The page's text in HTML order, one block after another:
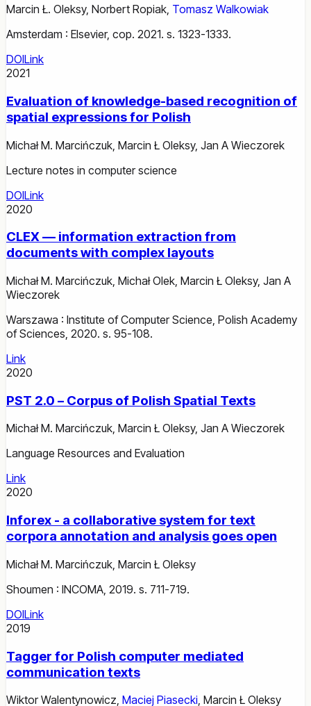
Marcin Ł. Oleksy, Norbert Ropiak, Tomasz Walkowiak
Amsterdam : Elsevier, cop. 2021. s. 1323-1333.
DOILink
2021
Evaluation of knowledge-based recognition of
spatial expressions for Polish
Michał M. Marcińczuk Marcin Ł Oleksy, Jan A Wieczorek
Lecture notes in computer science
DOILink
2020
CLEX — information extraction from
documents with complex layouts
Michał M. Marcińczuk Michał Olek Marcin Ł Oleksy, Jan A
Wieczorek
Warszawa : Institute of Computer Science, Polish Academy
of Sciences, 2020. s. 95-108.
Link
2020
PST 2.0 – Corpus of Polish Spatial Texts
Michał M. Marcińczuk, Marcin Ł Oleksy, Jan A Wieczorek
Language Resources and Evaluation
Link
2020
Inforex - a collaborative system for text
corpora annotation and analysis goes open
Michał M. Marcińczuk Marcin Ł Oleksy
Shoumen : INCOMA, 2019. s. 711-719.
DOILink
2019
Tagger for Polish computer mediated
communication texts
Wiktor Walentynowicz, Maciej Piasecki, Marcin Ł Oleksy